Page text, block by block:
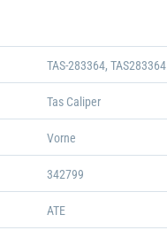
TAS-283364, TAS283364
Tas Caliper
Vorne
342799
ATE